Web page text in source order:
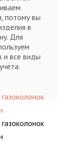
потому вы
в
Для
и все виды